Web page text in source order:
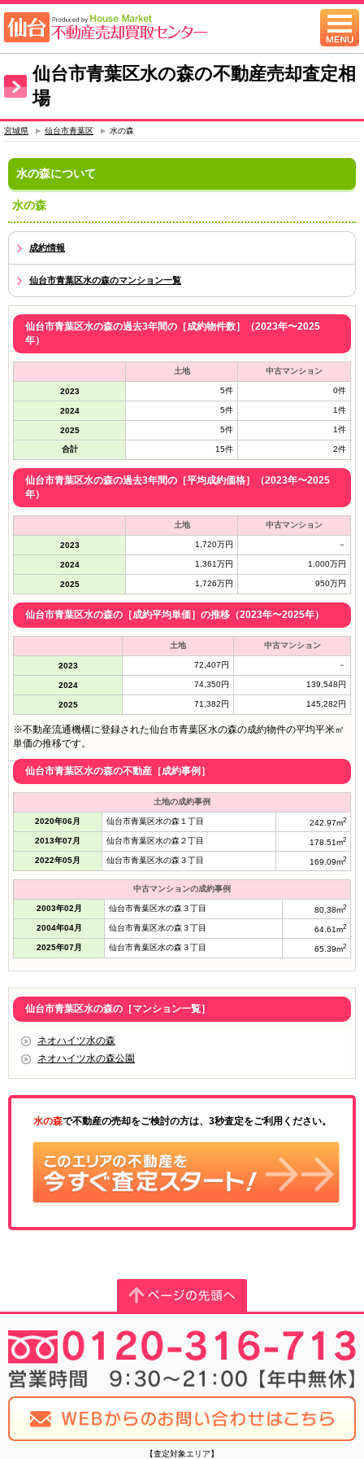
仙台市青葉区水の森の不動産売却査定相
場
宮城県 仙台市青葉区 水の森
水の森について
水の森
成約情報
仙台市青葉区水の森のマンション一覧
仙台市青葉区水の森の過去3年間の［成約物件数］（2023年〜2025
年）
土地 中古マンション
2023 5件 0件
2024 5件 1件
2025 5件 1件
合計 15件 2件
仙台市青葉区水の森の過去3年間の［平均成約価格］（2023年〜2025
年）
土地 中古マンション
2023 1,720万円 －
2024 1,361万円 1,000万円
2025 1,726万円 950万円
仙台市青葉区水の森の［成約平均単価］の推移（2023年〜2025年）
土地 中古マンション
2023 72,407円 －
2024 74,350円 139,548円
2025 71,382円 145,282円
※不動産流通機構に登録された仙台市青葉区水の森の成約物件の平均平米㎡
単価の推移です。
仙台市青葉区水の森の不動産［成約事例］
土地の成約事例
2020年06月 仙台市青葉区水の森１丁目 242.97m2
2013年07月 仙台市青葉区水の森２丁目 178.51m2
2022年05月 仙台市青葉区水の森３丁目 169.09m2
中古マンションの成約事例
2003年02月 仙台市青葉区水の森３丁目 80.38m2
2004年04月 仙台市青葉区水の森３丁目 64.61m2
2025年07月 仙台市青葉区水の森３丁目 65.39m2
仙台市青葉区水の森の［マンション一覧］
ネオハイツ水の森
ネオハイツ水の森公園
水の森で不動産の売却をご検討の方は、3秒査定をご利用ください。
【査定対象エリア】